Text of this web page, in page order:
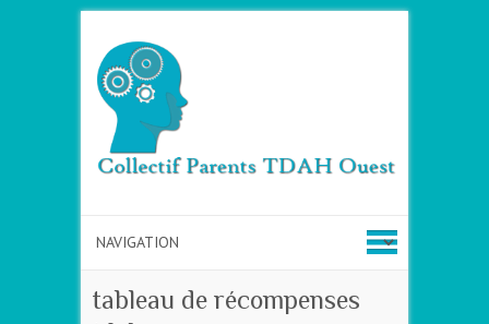
tableau de récompenses